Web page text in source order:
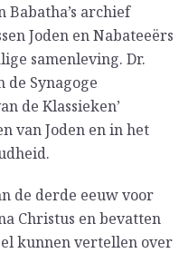
Babatha’s archief
Joden en Nabateeërs
samenleving. Dr.
de Synagoge
de Klassieken’
van Joden en in het
de derde eeuw voor
Christus en bevatten
kunnen vertellen over